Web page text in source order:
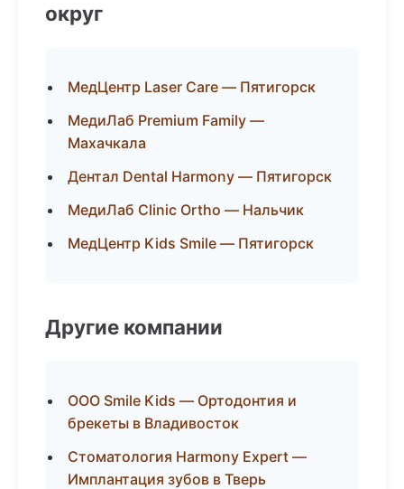
округ
МедЦентр Laser Care — Пятигорск
МедиЛаб Premium Family —
Махачкала
Дентал Dental Harmony — Пятигорск
МедиЛаб Clinic Ortho — Нальчик
МедЦентр Kids Smile — Пятигорск
Другие компании
ООО Smile Kids — Ортодонтия и
брекеты в Владивосток
Стоматология Harmony Expert —
Имплантация зубов в Тверь